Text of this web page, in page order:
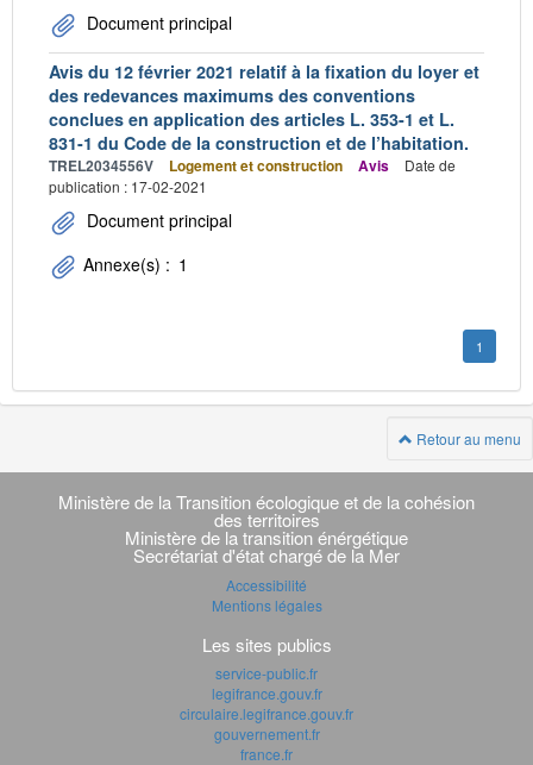
Document principal
Avis du 12 février 2021 relatif à la fixation du loyer et
des redevances maximums des conventions
conclues en application des articles L. 353-1 et L.
831-1 du Code de la construction et de l’habitation.
TREL2034556V Logement et construction Avis
Date de
publication : 17-02-2021
Document principal
Annexe(s) : 1
1
Retour au menu
Navigation
transverse
Ministère de la Transition écologique et de la cohésion
des territoires
Ministère de la transition énérgétique
Secrétariat d'état chargé de la Mer
Accessibilité
Mentions légales
Les sites publics
service-public.fr
legifrance.gouv.fr
circulaire.legifrance.gouv.fr
gouvernement.fr
france.fr